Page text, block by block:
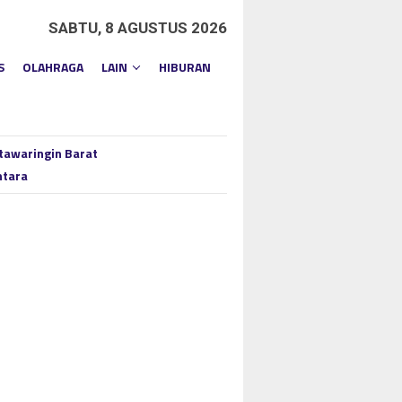
SABTU, 8 AGUSTUS 2026
OLAHRAGA LAIN HIBURAN
Barat